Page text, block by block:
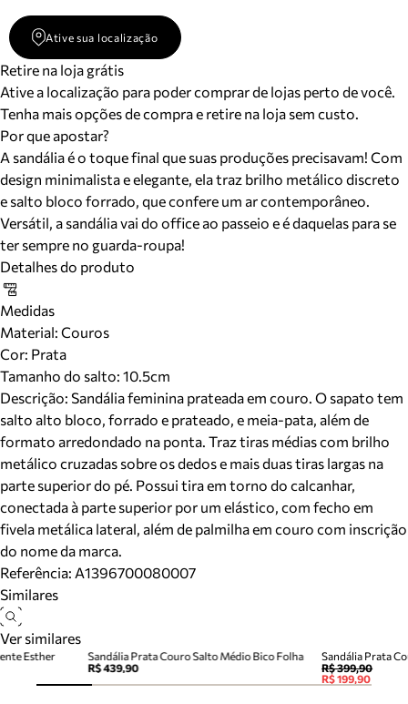
Ative sua localização
Retire na loja grátis
Ative a localização para poder comprar de lojas perto de você.
Tenha mais opções de compra e retire na loja sem custo.
Por que apostar?
A sandália é o toque final que suas produções precisavam! Com
design minimalista e elegante, ela traz brilho metálico discreto
e salto bloco forrado, que confere um ar contemporâneo.
Versátil, a sandália vai do office ao passeio e é daquelas para se
ter sempre no guarda-roupa!
Detalhes do produto
Medidas
Material: Couros
Cor: Prata
Tamanho do salto: 10.5cm
Descrição: Sandália feminina prateada em couro. O sapato tem
salto alto bloco, forrado e prateado, e meia-pata, além de
formato arredondado na ponta. Traz tiras médias com brilho
metálico cruzadas sobre os dedos e mais duas tiras largas na
parte superior do pé. Possui tira em torno do calcanhar,
conectada à parte superior por um elástico, com fecho em
fivela metálica lateral, além de palmilha em couro com inscrição
do nome da marca.
Referência: A1396700080007
Similares
Ver similares
Sandália Prata Couro Salto Médio Bico Folha
R$ 439,90
Sandália Prata
R$ 399,90
R$ 199,90
Esther